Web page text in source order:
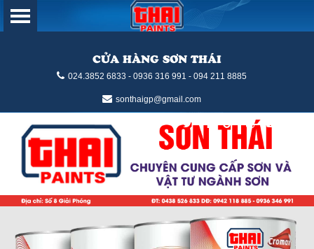
CỬA HÀNG SƠN THÁI
024.3852 6833 - 0936 316 991 - 094 211 8885
sonthaigp@gmail.com